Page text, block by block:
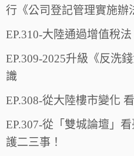
行《公司登記管理實施辦
EP.310-大陸通過增值稅
EP.309-2025升級《反洗
識
EP.308-從大陸樓市變化
EP.307-從「雙城論壇」
護二三事！